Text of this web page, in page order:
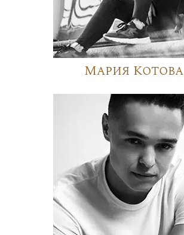
Мария Котова